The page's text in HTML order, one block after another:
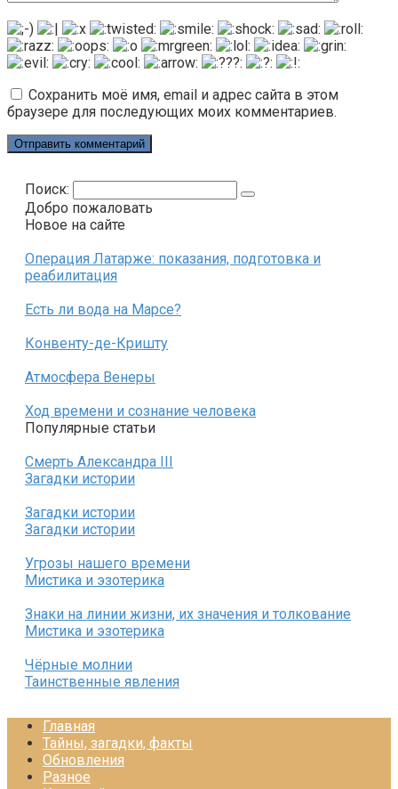
Сохранить моё имя, email и адрес сайта в этом
браузере для последующих моих комментариев.
Поиск:
Добро пожаловать
Новое на сайте
Операция Латарже: показания, подготовка и
реабилитация
Есть ли вода на Марсе?
Конвенту-де-Кришту
Атмосфера Венеры
Ход времени и сознание человека
Популярные статьи
Смерть Александра III
Загадки истории
Загадки истории
Загадки истории
Угрозы нашего времени
Мистика и эзотерика
Знаки на линии жизни, их значения и толкование
Мистика и эзотерика
Чёрные молнии
Таинственные явления
Главная
Тайны, загадки, факты
Обновления
Разное